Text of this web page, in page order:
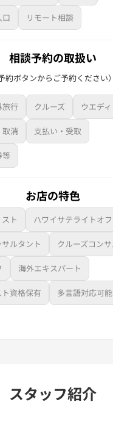
口 リモート相談
相談予約の取扱い
予約ボタンからご予約ください）
旅行 クルーズ ウエデ
消 支払い・受取
等
お店の特色
ト ハワイサテライトオ
ルタント クルーズコン
海外エキスパート
資格保有 多言語対応可能
スタッフ紹介